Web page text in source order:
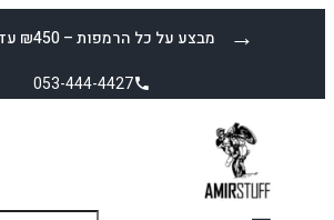
מבצע על כל הרמפות – ₪450 עד הבית! →
053-444-4427